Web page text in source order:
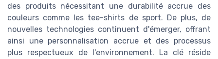
des produits nécessitant une durabilité accrue des
couleurs comme les tee-shirts de sport. De plus, de
nouvelles technologies continuent d'émerger, offrant
ainsi une personnalisation accrue et des processus
plus respectueux de l'environnement. La clé réside